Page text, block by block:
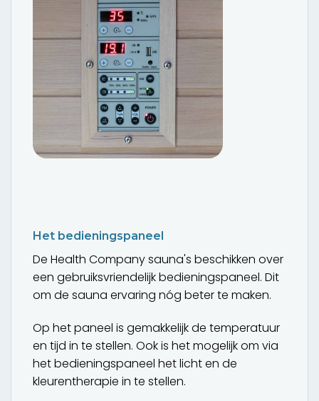
Het bedieningspaneel
De Health Company sauna's beschikken over
een gebruiksvriendelijk bedieningspaneel. Dit
om de sauna ervaring nóg beter te maken.
Op het paneel is gemakkelijk de temperatuur
en tijd in te stellen. Ook is het mogelijk om via
het bedieningspaneel het licht en de
kleurentherapie in te stellen.